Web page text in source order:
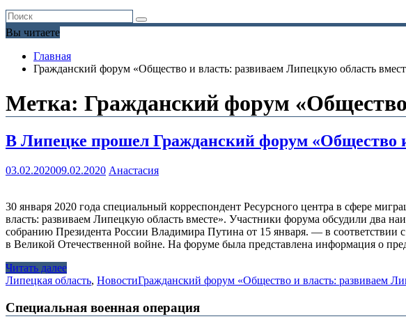
Вы читаете
Главная
Гражданский форум «Общество и власть: развиваем Липецкую область
Метка: Гражданский форум
В Липецке прошел Гражданский форум «Общество
03.02.202009.02.2020 Анастасия
30 января 2020 года специальный корреспондент Ресурсного центра в сфере
власть: развиваем Липецкую область вместе». Участники форума обсудили два
собранию Президента России Владимира Путина от 15 января. — в
в Великой Отечественной войне. На форуме была представлена информация о
Читать далее
Липецкая область, НовостиГражданский форум «Общество и власть: развиваем
Специальная военная операция